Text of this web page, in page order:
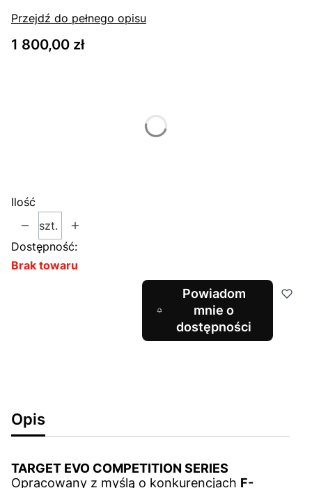
Przejdź do pełnego opisu
Cena
1 800,00 zł
Ilość
szt.
Dostępność:
Brak towaru
Powiadom
mnie o
dostępności
Opis
TARGET EVO COMPETITION SERIES
Opracowany z myślą o konkurencjach F-